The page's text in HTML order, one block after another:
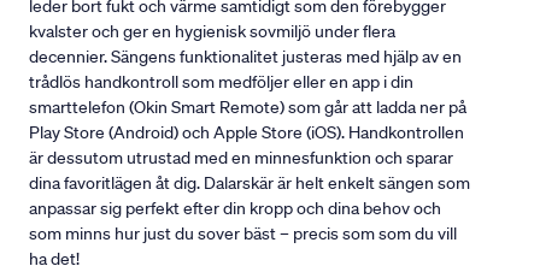
leder bort fukt och värme samtidigt som den förebygger
kvalster och ger en hygienisk sovmiljö under flera
decennier. Sängens funktionalitet justeras med hjälp av en
trådlös handkontroll som medföljer eller en app i din
smarttelefon (Okin Smart Remote) som går att ladda ner på
Play Store (Android) och Apple Store (iOS). Handkontrollen
är dessutom utrustad med en minnesfunktion och sparar
dina favoritlägen åt dig. Dalarskär är helt enkelt sängen som
anpassar sig perfekt efter din kropp och dina behov och
som minns hur just du sover bäst – precis som som du vill
ha det!